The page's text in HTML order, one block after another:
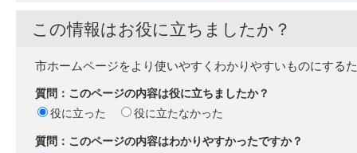
この情報はお役に立ちましたか？
市ホームページをより使いやすくわかりやすいものにする
質問：このページの内容は役に立ちましたか？
役に立った
役に立たなかった
質問：このページの内容はわかりやすかったですか？